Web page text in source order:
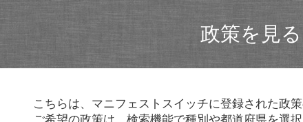
政策を見
こちらは、マニフェストスイッチに登録された政策